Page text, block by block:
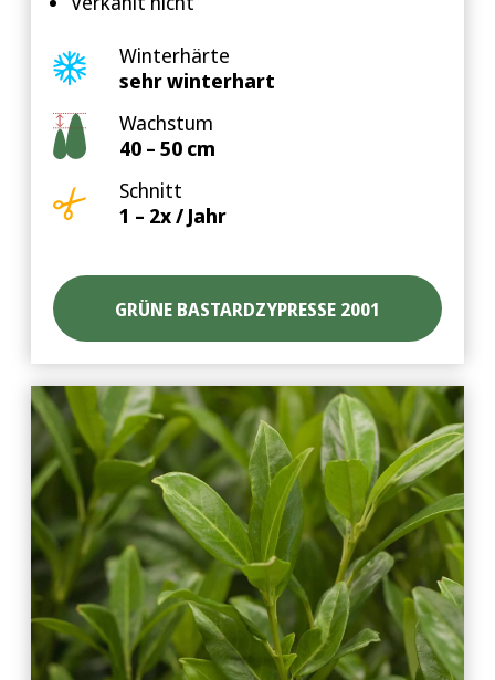
Winterhärte
sehr winterhart
Wachstum
40 – 50 cm
Schnitt
1 – 2x / Jahr
GRÜNE BASTARDZYPRESSE 2001